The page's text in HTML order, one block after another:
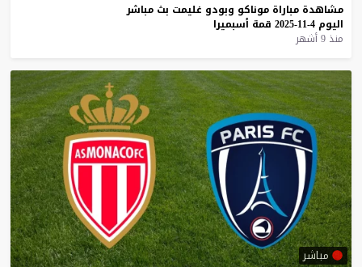
مشاهدة مباراة موناكو وبودو غليمت بث مباشر
اليوم 4-11-2025 قمة أسبميرا
منذ 9 أشهر
مباشر